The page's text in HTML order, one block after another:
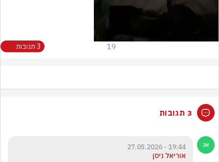
19 3 תגובות
3 תגובות
19:44 - 27.05.2026
אוריאל ניסן